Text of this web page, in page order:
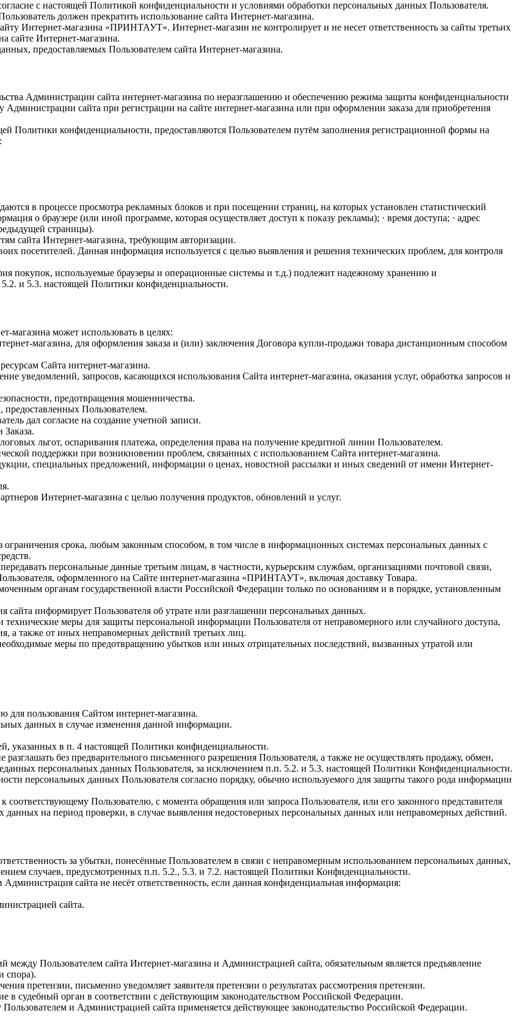
с настоящей Политикой конфиденциальности и условиями обработки персональных данных Пользователя.
должен прекратить использование сайта Интернет-магазина.
Интернет-магазина «ПРИНТАУТ». Интернет-магазин не контролирует и не несет ответственность за сайты третьих
сайте Интернет-магазина.
предоставляемых Пользователем сайта Интернет-магазина.
Администрации сайта интернет-магазина по неразглашению и обеспечению режима защиты конфиденциальности
Администрации сайта при регистрации на сайте интернет-магазина или при оформлении заказа для приобретения
Политики конфиденциальности, предоставляются Пользователем путём заполнения регистрационной формы на
в процессе просмотра рекламных блоков и при посещении страниц, на которых установлен статистический
о браузере (или иной программе, которая осуществляет доступ к показу рекламы); · время доступа; · адрес
страницы).
сайта Интернет-магазина, требующим авторизации.
посетителей. Данная информация используется с целью выявления и решения технических проблем, для контроля
покупок, используемые браузеры и операционные системы и т.д.) подлежит надежному хранению и
и 5.3. настоящей Политики конфиденциальности.
магазина может использовать в целях:
магазина, для оформления заказа и (или) заключения Договора купли-продажи товара дистанционным способом
Сайта интернет-магазина.
уведомлений, запросов, касающихся использования Сайта интернет-магазина, оказания услуг, обработка запросов и
предотвращения мошенничества.
Пользователем.
дал согласие на создание учетной записи.
Заказа.
льгот, оспаривания платежа, определения права на получение кредитной линии Пользователем.
поддержки при возникновении проблем, связанных с использованием Сайта интернет-магазина.
специальных предложений, информации о ценах, новостной рассылки и иных сведений от имени Интернет-
Интернет-магазина с целью получения продуктов, обновлений и услуг.
ограничения срока, любым законным способом, в том числе в информационных системах персональных данных с
персональные данные третьим лицам, в частности, курьерским службам, организациями почтовой связи,
оформленного на Сайте интернет-магазина «ПРИНТАУТ», включая доставку Товара.
органам государственной власти Российской Федерации только по основаниям и в порядке, установленным
информирует Пользователя об утрате или разглашении персональных данных.
меры для защиты персональной информации Пользователя от неправомерного или случайного доступа,
а также от иных неправомерных действий третьих лиц.
меры по предотвращению убытков или иных отрицательных последствий, вызванных утратой или
пользования Сайтом интернет-магазина.
данных в случае изменения данной информации.
указанных в п. 4 настоящей Политики конфиденциальности.
без предварительного письменного разрешения Пользователя, а также не осуществлять продажу, обмен,
персональных данных Пользователя, за исключением п.п. 5.2. и 5.3. настоящей Политики Конфиденциальности.
персональных данных Пользователя согласно порядку, обычно используемого для защиты такого рода информации
Пользователю, с момента обращения или запроса Пользователя, или его законного представителя
данных на период проверки, в случае выявления недостоверных персональных данных или неправомерных действий.
за убытки, понесённые Пользователем в связи с неправомерным использованием персональных данных,
случаев, предусмотренных п.п. 5.2., 5.3. и 7.2. настоящей Политики Конфиденциальности.
сайта не несёт ответственность, если данная конфиденциальная информация:
сайта.
Пользователем сайта Интернет-магазина и Администрацией сайта, обязательным является предъявление
спора).
претензии, письменно уведомляет заявителя претензии о результатах рассмотрения претензии.
в судебный орган в соответствии с действующим законодательством Российской Федерации.
и Администрацией сайта применяется действующее законодательство Российской Федерации.